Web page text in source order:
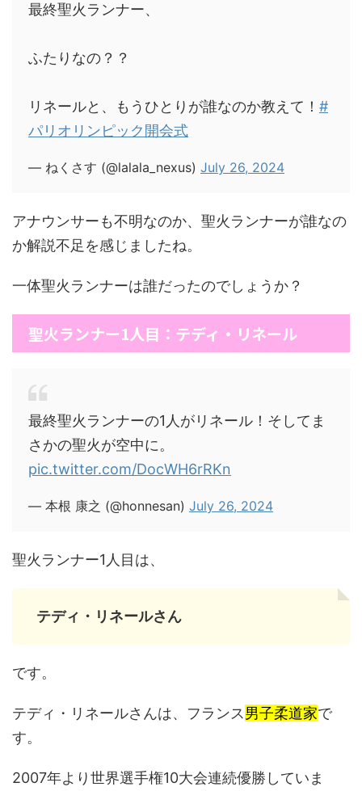
最終聖火ランナー、
ふたりなの？？
リネールと、もうひとりが誰なのか教えて！ #
パリオリンピック開会式
— ねくさす (@lalala_nexus) July 26, 2024
アナウンサーも不明なのか、聖火ランナーが誰なの
か解説不足を感じましたね。
一体聖火ランナーは誰だったのでしょうか？
聖火ランナー1人目：テディ・リネール
最終聖火ランナーの1人がリネール！そしてま
さかの聖火が空中に。
pic.twitter.com/DocWH6rRKn
— 本根 康之 (@honnesan) July 26, 2024
聖火ランナー1人目は、
テディ・リネールさん
です。
テディ・リネールさんは、フランス男子柔道家で
す。
2007年より世界選手権10大会連続優勝していま